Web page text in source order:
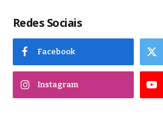
Redes Sociais
Facebook
Instagram